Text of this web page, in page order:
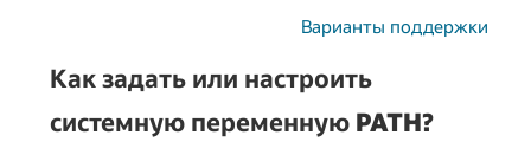
Варианты поддержки
Как задать или настроить
системную переменную PATH?